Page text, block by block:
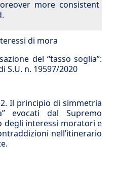
more consistent
di mora
del “tasso soglia”:
S.U. n. 19597/2020
2. Il principio di simmetria
evocati dal Supremo
degli interessi moratori e
nell’itinerario